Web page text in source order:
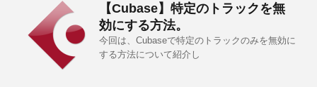
【Cubase】特定のトラックを無
効にする方法。
今回は、Cubaseで特定のトラックのみを無効に
する方法について紹介し